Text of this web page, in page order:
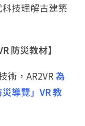
技理解古建築
防災教材】
術，AR2VR為
導覽」VR 教